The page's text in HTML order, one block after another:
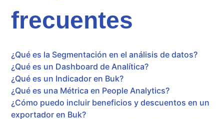
frecuentes
¿Qué es la Segmentación en el análisis de datos?
¿Qué es un Dashboard de Analítica?
¿Qué es un Indicador en Buk?
¿Qué es una Métrica en People Analytics?
¿Cómo puedo incluir beneficios y descuentos en un
exportador en Buk?